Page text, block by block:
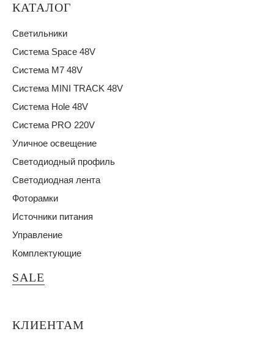
КАТАЛОГ
Светильники
Система Space 48V
Система M7 48V
Система MINI TRACK 48V
Система Hole 48V
Система PRO 220V
Уличное освещение
Светодиодный профиль
Светодиодная лента
Фоторамки
Источники питания
Управление
Комплектующие
SALE
КЛИЕНТАМ